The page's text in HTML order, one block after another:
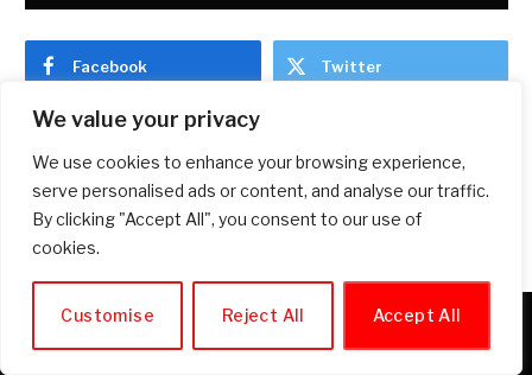
We value your privacy
We use cookies to enhance your browsing experience,
serve personalised ads or content, and analyse our traffic.
By clicking "Accept All", you consent to our use of
cookies.
Customise Reject All Accept All
Facebook Twitter
Pinterest
YouTube LinkedIn